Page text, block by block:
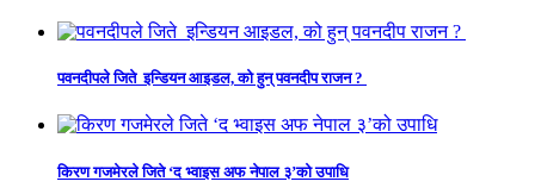
पवनदीपले जिते इन्डियन आइडल, को हुन् पवनदीप राजन ?
किरण गजमेरले जिते ‘द भ्वाइस अफ नेपाल ३’को उपाधि